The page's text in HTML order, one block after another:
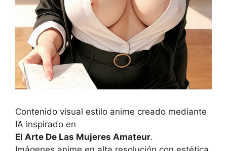
Contenido visual estilo anime creado mediante
IA inspirado en
El Arte De Las Mujeres Amateur.